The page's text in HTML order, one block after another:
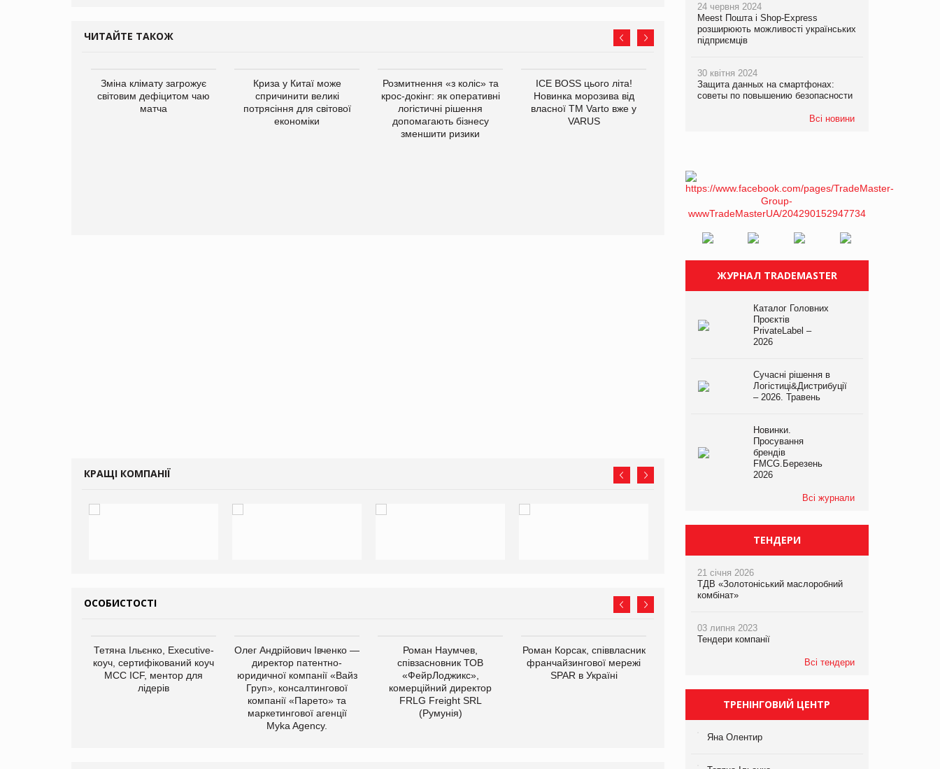
ЧИТАЙТЕ ТАКОЖ
Зміна клімату загрожує
світовим дефіцитом чаю
матча
Криза у Китаї може
спричинити великі
потрясіння для світової
економіки
Розмитнення «з коліс» та
крос-докінг: як оперативні
логістичні рішення
допомагають бізнесу
зменшити ризики
ICE BOSS цього літа!
Новинка морозива від
власної ТМ Varto вже у
VARUS
кампанію «Хто б знав» про
асортимент, якого покупці
не очікують побачити на
платформі
Kraft Heinz скоротила
збиток у першому півріччі
КРАЩІ КОМПАНІЇ
ОСОБИСТОСТІ
Тетяна Ільєнко, Executive-
коуч, сертифікований коуч
МСС ICF, ментор для
лідерів
Олег Андрійович Івченко —
директор патентно-
юридичної компанії «Вайз
Груп», консалтингової
компанії «Парето» та
маркетингової агенції
Myka Agency.
Роман Наумчев,
співзасновник ТОВ
«ФейрЛоджикс»,
комерційний директор
FRLG Freight SRL
(Румунія)
Роман Корсак, співвласник
франчайзингової мережі
SPAR в Україні
виробництва
компанії «УкраМарин»
24 червня 2024
Meest Пошта і Shop-Express
розширюють можливості українських
підприємців
30 квітня 2024
Защита данных на смартфонах:
советы по повышению безопасности
Всі новини
ЖУРНАЛ TRADEMASTER
Каталог Головних
Проєктів
PrivateLabel –
2026
Сучасні рішення в
Логістиці&Дистрибуції
– 2026. Травень
Новинки.
Просування
брендів
FMCG.Березень
2026
Всі журнали
ТЕНДЕРИ
21 січня 2026
ТДВ «Золотоніський маслоробний
комбінат»
03 липня 2023
Тендери компанії
Всі тендери
ТРЕНІНГОВИЙ ЦЕНТР
Яна Олентир